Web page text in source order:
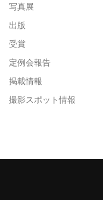
写真展
出版
受賞
定例会報告
掲載情報
撮影スポット情報